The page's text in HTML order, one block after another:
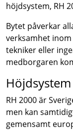
höjdsystem, RH
Bytet påverkar
verksamhet
tekniker eller
medborgaren
RH 2000 är
men kan
gemensamt